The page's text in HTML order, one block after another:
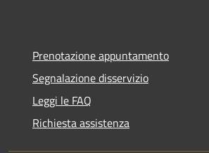
Prenotazione appuntamento
Segnalazione disservizio
Leggi le FAQ
Richiesta assistenza